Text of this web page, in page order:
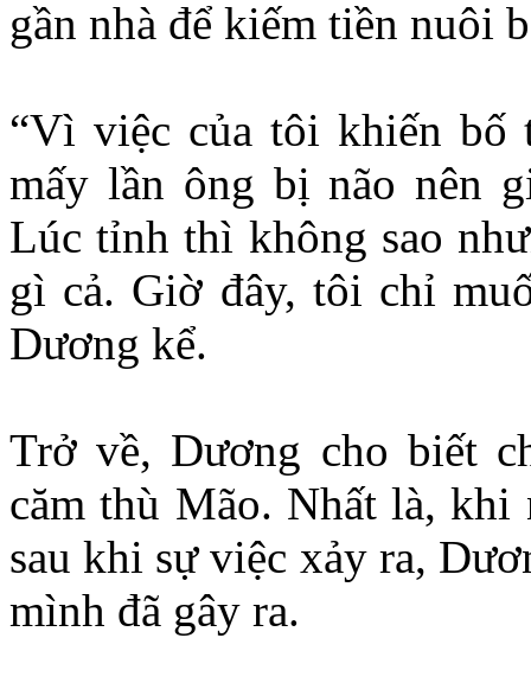
gần nhà để kiếm tiền nuôi
“Vì việc của tôi khiến bố
mấy lần ông bị não nên
Lúc tỉnh thì không sao
gì cả. Giờ đây, tôi chỉ
Dương kể.
Trở về, Dương cho biết
căm thù Mão. Nhất là, khi
sau khi sự việc xảy ra,
mình đã gây ra.